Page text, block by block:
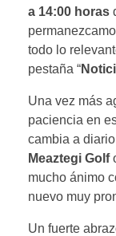
a 14:00 horas
todo lo
pestaña “
Una vez más
paciencia en
cambia a
Meaztegi Golf
mucho ánimo
nuevo muy
Un fuerte